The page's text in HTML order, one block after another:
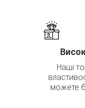
Наші
можете